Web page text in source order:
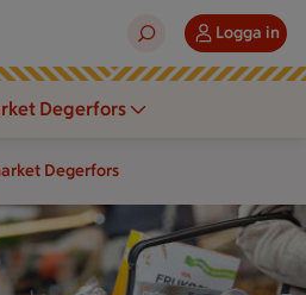
Logga in
Degerfors
Degerfors
fylld med matvaror i en